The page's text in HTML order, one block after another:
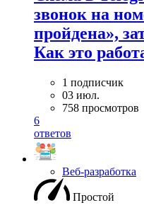
звонок на
пройдена»,
Как это
1 подписчик
03 июл.
758 просмотров
6
ответов
Веб-разработка
Простой